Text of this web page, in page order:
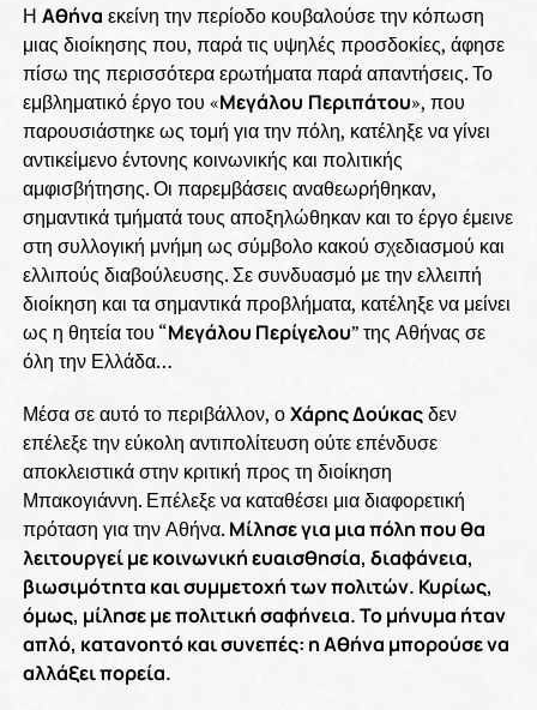
Η Αθήνα εκείνη την περίοδο κουβαλούσε την κόπωση
μιας διοίκησης που, παρά τις υψηλές προσδοκίες, άφησε
πίσω της περισσότερα ερωτήματα παρά απαντήσεις. Το
εμβληματικό έργο του «Μεγάλου Περιπάτου», που
παρουσιάστηκε ως τομή για την πόλη, κατέληξε να γίνει
αντικείμενο έντονης κοινωνικής και πολιτικής
αμφισβήτησης. Οι παρεμβάσεις αναθεωρήθηκαν,
σημαντικά τμήματά τους αποξηλώθηκαν και το έργο έμεινε
στη συλλογική μνήμη ως σύμβολο κακού σχεδιασμού και
ελλιπούς διαβούλευσης. Σε συνδυασμό με την ελλειπή
διοίκηση και τα σημαντικά προβλήματα, κατέληξε να μείνει
ως η θητεία του “Μεγάλου Περίγελου” της Αθήνας σε
όλη την Ελλάδα…
Μέσα σε αυτό το περιβάλλον, οΧάρης Δούκαςδεν
επέλεξε την εύκολη αντιπολίτευση ούτε επένδυσε
αποκλειστικά στην κριτική προς τη διοίκηση
Μπακογιάννη. Επέλεξε να καταθέσει μια διαφορετική
πρόταση για την Αθήνα. Μίλησε για μια πόλη που θα
λειτουργεί με κοινωνική ευαισθησία, διαφάνεια,
βιωσιμότητα και συμμετοχή των πολιτών. Κυρίως,
όμως, μίλησε με πολιτική σαφήνεια. Το μήνυμα ήταν
απλό, κατανοητό και συνεπές: η Αθήνα μπορούσε να
αλλάξει πορεία.